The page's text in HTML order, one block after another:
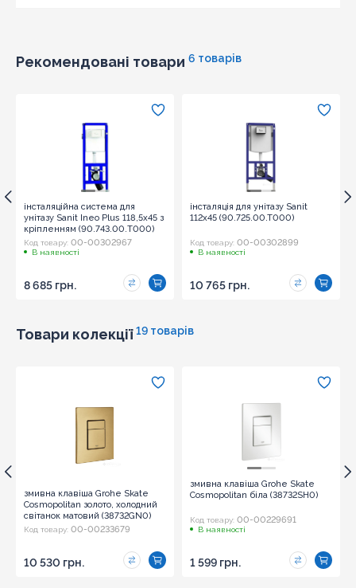
Рекомендовані товари 6 товарів
інсталяційна система для
унітазу Sanit Ineo Plus 118,5х45 з
кріпленням (90.743.00.T000)
Код товару: 00-00302967
В наявності
8 685 грн.
інсталяція для унітазу Sanit
112x45 (90.725.00.T000)
Код товару: 00-00302899
В наявності
10 765 грн.
Товари колекції 19 товарів
змивна клавіша Grohe Skate
Cosmopolitan золото, холодний
світанок матовий (38732GN0)
Код товару: 00-00233679
10 530 грн.
змивна клавіша Grohe Skate
Cosmopolitan біла (38732SH0)
Код товару: 00-00229691
В наявності
1 599 грн.
Надіслати